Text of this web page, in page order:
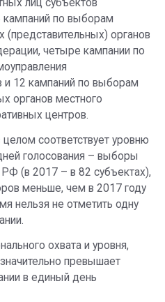
лиц субъектов
по выборам
(представительных) органов
четыре кампании по
и 12 кампаний по выборам
органов местного
центров.
соответствует уровню
голосования – выборы
(в 2017 – в 82 субъектах),
меньше, чем в 2017 году
нельзя не отметить одну
охвата и уровня,
превышает
в единый день